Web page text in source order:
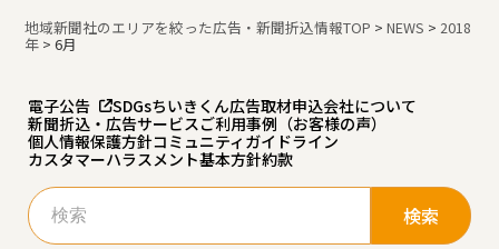
地域新聞社のエリアを絞った広告・新聞折込情報TOP >NEWS > 2018
年 >6月
電子公告 SDGsちいきくん広告取材申込会社について
新聞折込・広告サービスご利用事例（お客様の声）
個人情報保護方針コミュニティガイドライン
カスタマーハラスメント基本方針約款
検
索: